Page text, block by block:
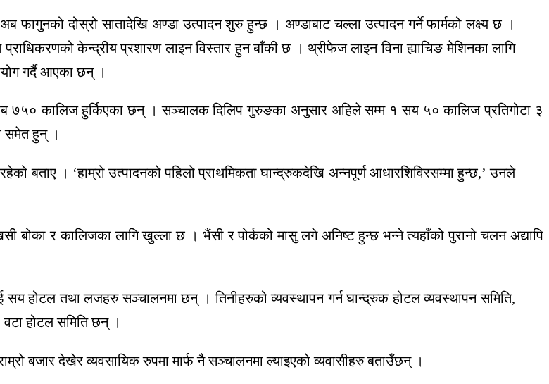
दोस्रो सातादेखि अण्डा उत्पादन शुरु हुन्छ । अण्डाबाट चल्ला उत्पादन गर्ने फार्मको लक्ष्य छ ।
प्राधिकरणको केन्द्रीय प्रशारण लाइन विस्तार हुन बाँकी छ । थ्रीफेज लाइन विना ह्याचिङ मेशिनका लागि
गर्दै आएका छन् ।
७५० कालिज हुर्किएका छन् । सञ्चालक दिलिप गुरुङका अनुसार अहिले सम्म १ सय ५० कालिज प्रतिगोटा ३
समेत हुन् ।
बताए । ‘हाम्रो उत्पादनको पहिलो प्राथमिकता घान्द्रुकदेखि अन्नपूर्ण आधारशिविरसम्मा हुन्छ,’ उनले
बोका र कालिजका लागि खुल्ला छ । भैंसी र पोर्कको मासु लगे अनिष्ट हुन्छ भन्ने त्यहाँको पुरानो चलन अद्यापि
होटल तथा लजहरु सञ्चालनमा छन् । तिनीहरुको व्यवस्थापन गर्न घान्द्रुक होटल व्यवस्थापन समिति,
वटा होटल समिति छन् ।
बजार देखेर व्यवसायिक रुपमा मार्फ नै सञ्चालनमा ल्याइएको व्यवासीहरु बताउँछन् ।